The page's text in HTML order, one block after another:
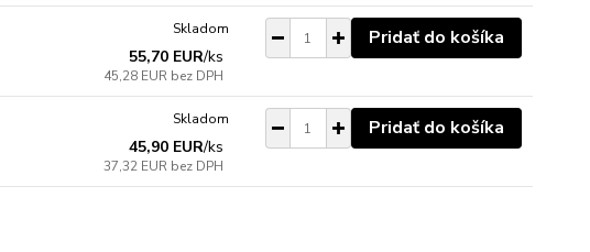
55,70 EUR/ks
45,28 EUR bez DPH
Skladom Pridať do košíka
45,90 EUR/ks
37,32 EUR bez DPH
Skladom Pridať do košíka